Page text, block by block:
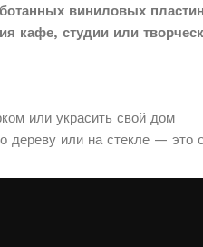
виниловых
студии или
или украсить свой дом
дереву или на стекле — это